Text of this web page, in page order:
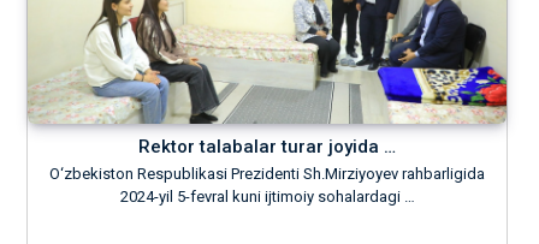
Rektor talabalar turar joyida …
O‘zbekiston Respublikasi Prezidenti Sh.Mirziyoyev rahbarligida
2024-yil 5-fevral kuni ijtimoiy sohalardagi …